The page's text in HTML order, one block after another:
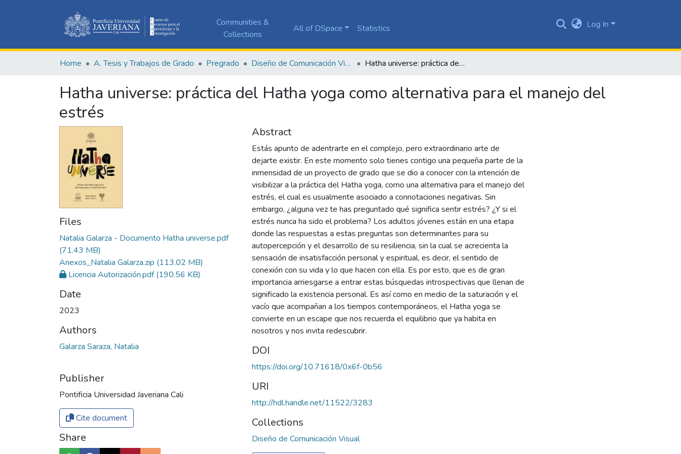
Communities &
Collections
All of DSpace Statistics Log In
Home A. Tesis y Trabajos de Grado Pregrado Diseño de Comunicación Visual Hatha universe: práctica del Hatha yoga como alternativa para el manejo del estrés
Hatha universe: práctica del Hatha yoga como alternativa para el manejo del
estrés
Files
Natalia Galarza - Documento Hatha universe.pdf
(71.43 MB)
Anexos_Natalia Galarza.zip (113.02 MB)
Licencia Autorización.pdf(190.56 KB)
Date
2023
Authors
Galarza Saraza, Natalia
Publisher
Pontificia Universidad Javeriana Cali
Cite document
Share
Abstract
Estás apunto de adentrarte en el complejo, pero extraordinario arte de
dejarte existir. En este momento solo tienes contigo una pequeña parte de la
inmensidad de un proyecto de grado que se dio a conocer con la intención de
visibilizar a la práctica del Hatha yoga, como una alternativa para el manejo del
estrés, el cual es usualmente asociado a connotaciones negativas. Sin
embargo, ¿alguna vez te has preguntado qué significa sentir estrés? ¿Y si el
estrés nunca ha sido el problema? Los adultos jóvenes están en una etapa
donde las respuestas a estas preguntas son determinantes para su
autopercepción y el desarrollo de su resiliencia, sin la cual se acrecienta la
sensación de insatisfacción personal y espiritual, es decir, el sentido de
conexión con su vida y lo que hacen con ella. Es por esto, que es de gran
importancia arriesgarse a entrar estas búsquedas introspectivas que llenan de
significado la existencia personal. Es así como en medio de la saturación y el
vacío que acompañan a los tiempos contemporáneos, el Hatha yoga se
convierte en un escape que nos recuerda el equilibrio que ya habita en
nosotros y nos invita redescubrir.
DOI
https://doi.org/10.71618/0x6f-0b56
URI
http://hdl.handle.net/11522/3283
Collections
Diseño de Comunicación Visual